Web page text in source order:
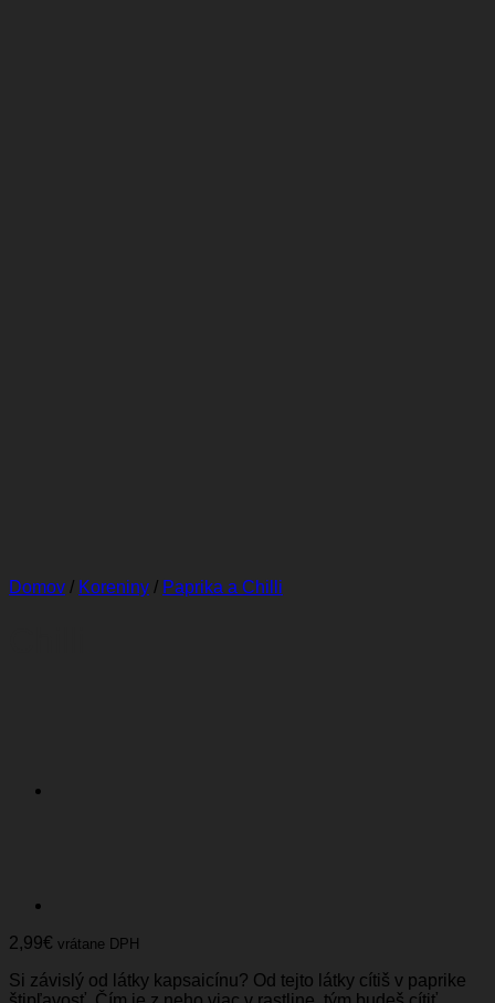
Domov / Koreniny / Paprika a Chilli
2,99€ vrátane DPH
Si závislý od látky kapsaicínu? Od tejto látky cítiš v paprike